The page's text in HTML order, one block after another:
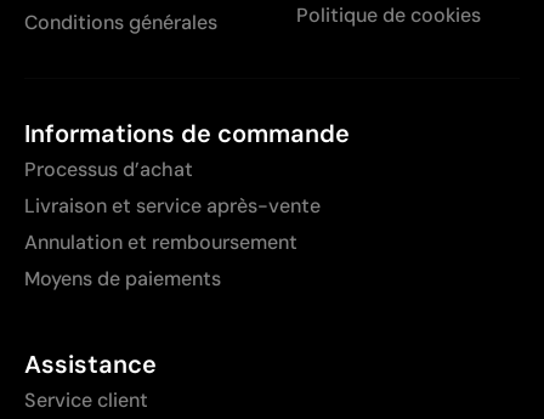
Conditions générales
Politique de cookies
Informations de commande
Processus d’achat
Livraison et service après-vente
Annulation et remboursement
Moyens de paiements
Assistance
Service client